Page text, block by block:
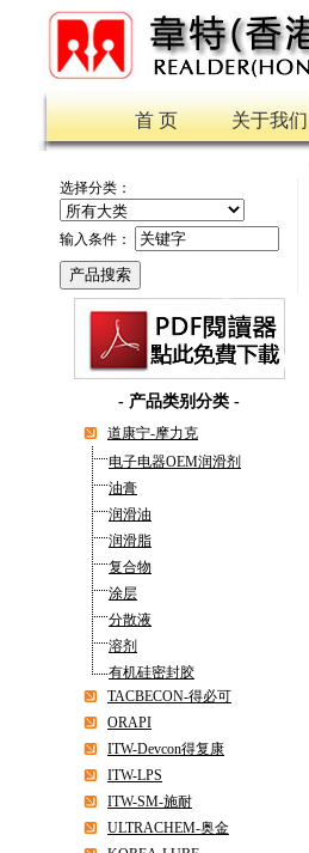
首 页 关于我们
选择分类：
输入条件：
- 产品类别分类 -
道康宁-摩力克
电子电器OEM润滑剂
油膏
润滑油
润滑脂
复合物
涂层
分散液
溶剂
有机硅密封胶
TACBECON-得必可
ORAPI
ITW-Devcon得复康
ITW-LPS
ITW-SM-施耐
ULTRACHEM-奥金